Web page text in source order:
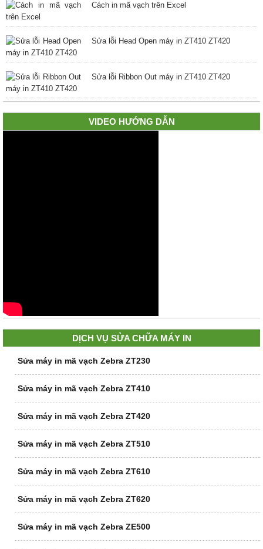
Cách in mã vạch trên Excel
Sửa lỗi Head Open máy in ZT410 ZT420
Sửa lỗi Ribbon Out máy in ZT410 ZT420
VIDEO HƯỚNG DẪN
DỊCH VỤ SỬA CHỮA MÁY IN
Sửa máy in mã vạch Zebra ZT230
Sửa máy in mã vạch Zebra ZT410
Sửa máy in mã vạch Zebra ZT420
Sửa máy in mã vạch Zebra ZT510
Sửa máy in mã vạch Zebra ZT610
Sửa máy in mã vạch Zebra ZT620
Sửa máy in mã vạch Zebra ZE500